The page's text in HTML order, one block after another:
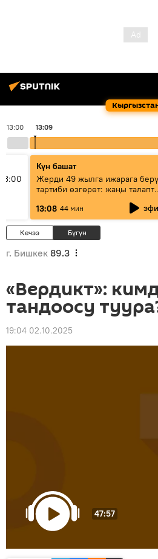
13:00 13:09
Күн башат
Жерди 49 жылга ижарага
тартиби өзгөрөт: жаңы
13:08 44 мин
Кечээ Бүгүн
г. Бишкек 89.3
«Вердикт»:
тандоосу
19:04 02.10.2025
47:57